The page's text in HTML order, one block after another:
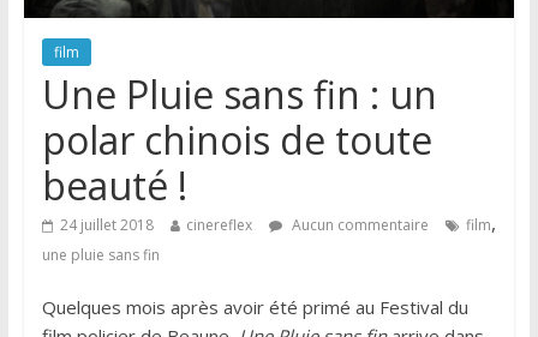
film
Une Pluie sans fin : un
polar chinois de toute
beauté !
24 juillet 2018 cinereflex Aucun commentaire film,
une pluie sans fin
Quelques mois après avoir été primé au Festival du